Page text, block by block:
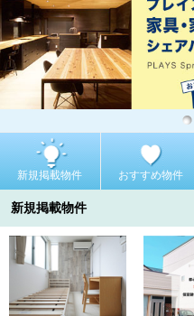
新規掲載物件 おすすめ物件
新規掲載物件